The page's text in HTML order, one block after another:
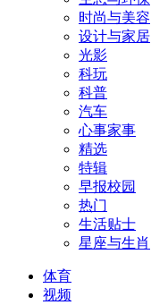
时尚与美容
设计与家居
光影
科玩
科普
汽车
心事家事
精选
特辑
早报校园
热门
生活贴士
星座与生肖
体育
视频